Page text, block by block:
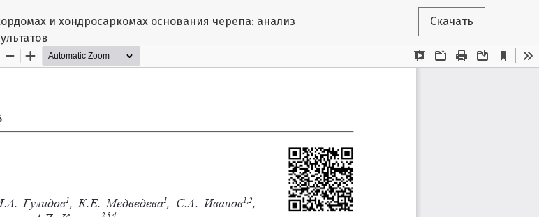
и хондросаркомах основания черепа: анализ
Скачать